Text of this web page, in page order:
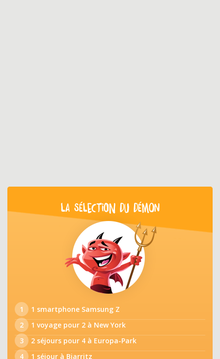
LA SÉLECTION DU DÉMON
1
1 smartphone Samsung Z
2
1 voyage pour 2 à New York
3
2 séjours pour 4 à Europa-Park
4
1 séjour à Biarritz